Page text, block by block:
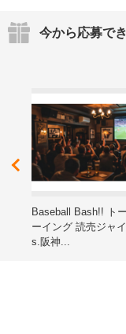
今から応募で
Baseball Bash!! ト
ーイング 読売ジャ
s.阪神...